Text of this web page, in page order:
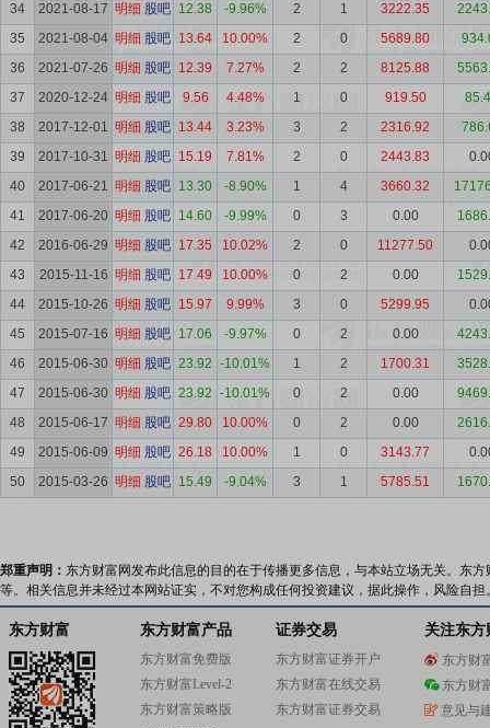
34
2021-08-17 明细 股吧 12.38 -9.96% 2 1 3222.35
35
2021-08-04 明细 股吧 13.64 10.00% 2 0 5689.80
36
2021-07-26 明细 股吧 12.39 7.27% 2 2 8125.88
37
2020-12-24 明细 股吧 9.56 4.48% 1 0 919.50
38
2017-12-01 明细 股吧 13.44 3.23% 3 2 2316.92
39
2017-10-31 明细 股吧 15.19 7.81% 2 0 2443.83
40
2017-06-21 明细 股吧 13.30 -8.90% 1 4 3660.32
41
2017-06-20 明细 股吧 14.60 -9.99% 0 3 0.00
42
2016-06-29 明细 股吧 17.35 10.02% 2 0 11277.50
43
2015-11-16 明细 股吧 17.49 10.00% 0 2 0.00
44
2015-10-26 明细 股吧 15.97 9.99% 3 0 5299.95
45
2015-07-16 明细 股吧 17.06 -9.97% 0 2 0.00
46
2015-06-30 明细 股吧 23.92 -10.01% 1 2 1700.31
47
2015-06-30 明细 股吧 23.92 -10.01% 0 2 0.00
48
2015-06-17 明细 股吧 29.80 10.00% 0 2 0.00
49
2015-06-09 明细 股吧 26.18 10.00% 1 0 3143.77
50
2015-03-26 明细 股吧 15.49 -9.04% 3 1 5785.51
郑重声明： 东方财富网发布此信息的目的在于传播更多信息，与本站立场无关。东
等。相关信息并未经过本网站证实，不对您构成任何投资建议，据此操作，风险自担